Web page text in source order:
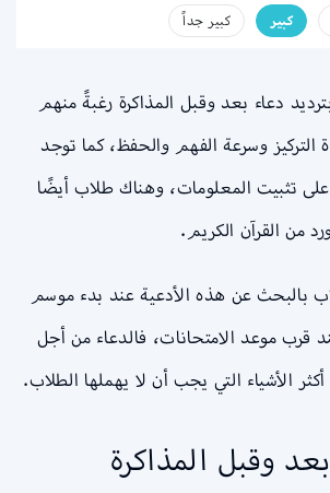
كبير كبير جداً
دعاء بعد وقبل المذاكرة رغبةً منهم
التركيز وسرعة الفهم والحفظ، كما توجد
تثبيت المعلومات، وهناك طلاب أيضًا
من القرآن الكريم.
بالبحث عن هذه الأدعية عند بدء موسم
قرب موعد الامتحانات، فالدعاء من أجل
الأشياء التي يجب أن لا يهملها الطلاب.
وقبل المذاكرة